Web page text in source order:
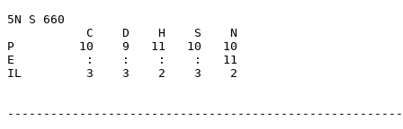
5N S 660
           C    D    H    S    N
P         10    9   11   10   10
E          :    :    :    :   11
IL         3    3    2    3    2